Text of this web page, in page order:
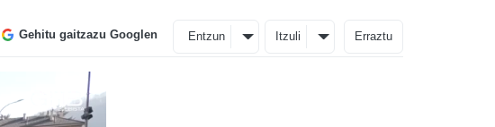
Gehitu gaitzazu Googlen Entzun Itzuli Erraztu